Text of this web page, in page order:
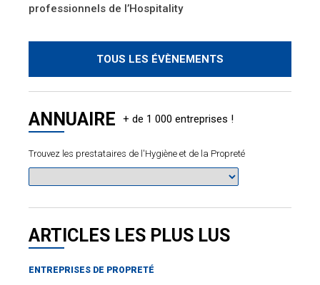
professionnels de l’Hospitality
TOUS LES ÉVÈNEMENTS
ANNUAIRE
Trouvez les prestataires de l'Hygiène et de la Propreté
ARTICLES LES PLUS LUS
ENTREPRISES DE PROPRETÉ